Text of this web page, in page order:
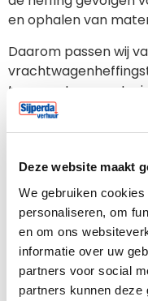
Deze website maakt
We gebruiken
personaliseren, om
en om ons
informatie over uw
partners voor social
partners kunnen deze
en ophalen van
Daarom passen wij
transport- en
retourtransporten
De toeslag wordt
We blijven onze
combineren en
impact voor klanten
onze vestigingen
deze toeslag.
Laatste nieuws,